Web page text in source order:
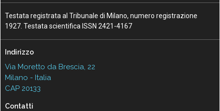
Testata registrata al Tribunale di Milano, numero registrazione
1927. Testata scientifica ISSN 2421-4167
Indirizzo
Via Moretto da Brescia, 22
Milano - Italia
CAP 20133
Contatti